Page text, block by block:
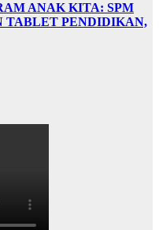
ANAK KITA: SPM
TABLET PENDIDIKAN,